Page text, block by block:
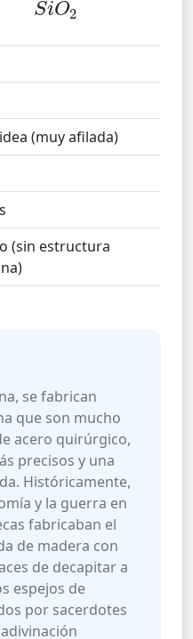
2
(muy afilada)
(sin estructura
se fabrican
que son mucho
acero quirúrgico,
precisos y una
Históricamente,
y la guerra en
fabricaban el
de madera con
de decapitar a
espejos de
por sacerdotes